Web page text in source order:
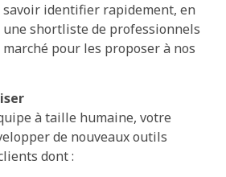
savoir identifier rapidement, en
shortliste de professionnels
pour les proposer à nos
à taille humaine, votre
de nouveaux outils
dont :